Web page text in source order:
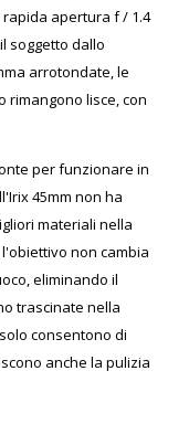
rapida apertura f / 1.4
soggetto dallo
arrotondate, le
rimangono lisce, con
per funzionare in
45mm non ha
materiali nella
non cambia
eliminando il
trascinate nella
consentono di
anche la pulizia